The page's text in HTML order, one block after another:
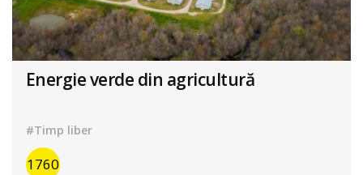
Energie verde din agricultură
#Timp liber
1760